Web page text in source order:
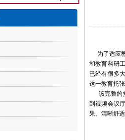
为了适应教
和教育科研
已经有很多
这一教育托
该完整的多
到视频会议
果、清晰舒